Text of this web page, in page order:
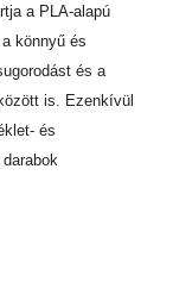
a PLA-alapú
könnyű és
és a
is. Ezenkívül
és